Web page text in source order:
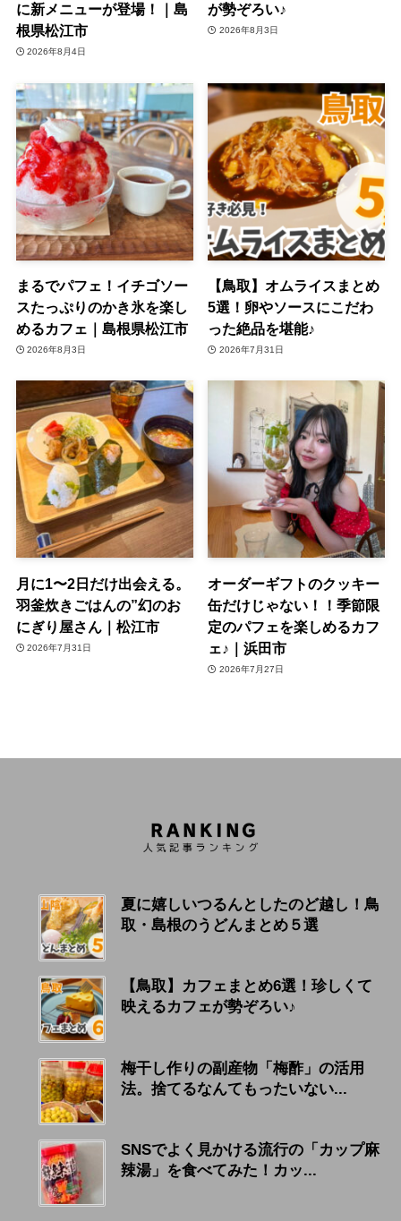
に新メニューが登場！｜島
根県松江市
2026年8月4日
が勢ぞろい♪
2026年8月3日
まるでパフェ！イチゴソー
スたっぷりのかき氷を楽し
めるカフェ｜島根県松江市
2026年8月3日
【鳥取】オムライスまとめ
5選！卵やソースにこだわ
った絶品を堪能♪
2026年7月31日
月に1〜2日だけ出会える。
羽釜炊きごはんの”幻のお
にぎり屋さん｜松江市
2026年7月31日
オーダーギフトのクッキー
缶だけじゃない！！季節限
定のパフェを楽しめるカフ
ェ♪｜浜田市
2026年7月27日
夏に嬉しいつるんとしたのど越し！鳥
取・島根のうどんまとめ５選
【鳥取】カフェまとめ6選！珍しくて
映えるカフェが勢ぞろい♪
梅干し作りの副産物「梅酢」の活用
法。捨てるなんてもったいない...
SNSでよく見かける流行の「カップ麻
辣湯」を食べてみた！カッ...